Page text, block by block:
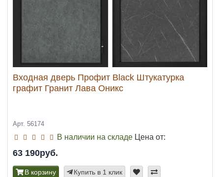
Входная дверь Профит Black Штукатурка
графит Гранит Лава Оникс
Арт. 56174
В наличии на складе Цена от:
63 190руб.
В корзину Купить в 1 клик